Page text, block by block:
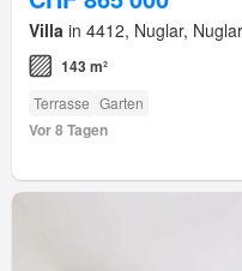
Villa in 4412, Nuglar,
143 m²
Terrasse Garten
Vor 8 Tagen